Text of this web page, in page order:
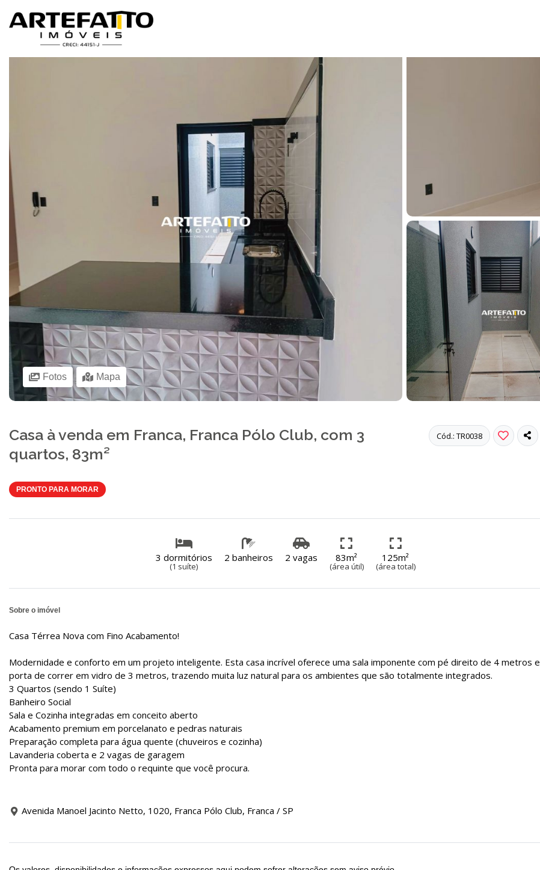
Home / Imóveis à venda / Casa / Franca
Fotos Mapa
Cód.: TR0038
Casa à venda em Franca, Franca Pólo Club, com 3
quartos, 83m²
PRONTO PARA MORAR
3 dormitórios
(1 suíte)
2 banheiros 2 vagas 83m²
(área útil)
125m²
(área total)
Sobre o imóvel
Casa Térrea Nova com Fino Acabamento!
Modernidade e conforto em um projeto inteligente. Esta casa incrível oferece uma sala imponente com pé direito de 4 metros e
porta de correr em vidro de 3 metros, trazendo muita luz natural para os ambientes que são totalmente integrados.
3 Quartos (sendo 1 Suíte)
Banheiro Social
Sala e Cozinha integradas em conceito aberto
Acabamento premium em porcelanato e pedras naturais
Preparação completa para água quente (chuveiros e cozinha)
Lavanderia coberta e 2 vagas de garagem
Pronta para morar com todo o requinte que você procura.
Avenida Manoel Jacinto Netto, 1020, Franca Pólo Club, Franca / SP